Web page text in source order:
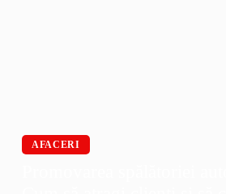
AFACERI